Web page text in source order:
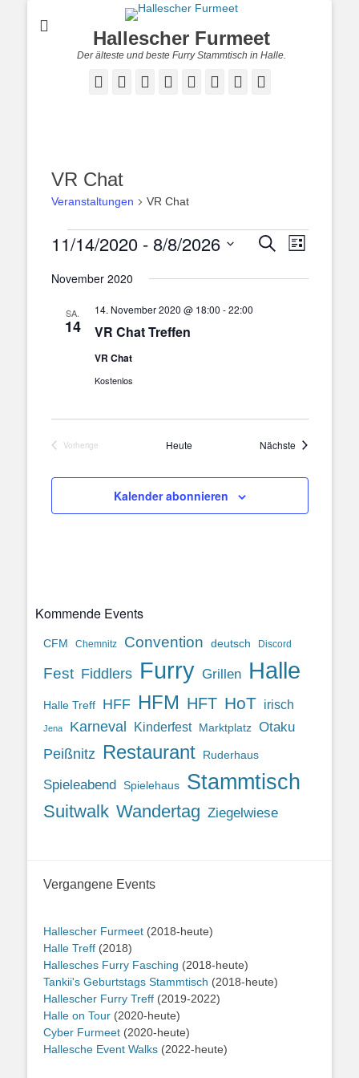
Hallescher Furmeet
Der älteste und beste Furry Stammtisch in Halle.
Facebook
Twitter Feed YouTubeInstagram
Reddit
VR Chat
Veranstaltungen VR Chat
Veranstaltungen
und
Suche
Liste
11/14/2020 - 8/8/2026
wählen.
November 2020
SA.
14 VR Chat Treffen
14. November 2020 @ 18:00 -22:00
VR Chat
Kostenlos
Vorherige
Heute Nächste
Kalender abonnieren
Kommende Events
CFM Chemnitz Convention deutsch Discord
Fest Fiddlers Furry Grillen Halle
Halle Treff HFF HFM HFT HoT irisch
Jena Karneval Kinderfest Marktplatz Otaku
Peißnitz Restaurant Ruderhaus
Spieleabend Spielehaus Stammtisch
Suitwalk Wandertag Ziegelwiese
Vergangene Events
Hallescher Furmeet (2018-heute)
Halle Treff (2018)
Hallesches Furry Fasching (2018-heute)
Tankii's Geburtstags Stammtisch (2018-heute)
Hallescher Furry Treff (2019-2022)
Halle on Tour (2020-heute)
Cyber Furmeet (2020-heute)
Hallesche Event Walks (2022-heute)